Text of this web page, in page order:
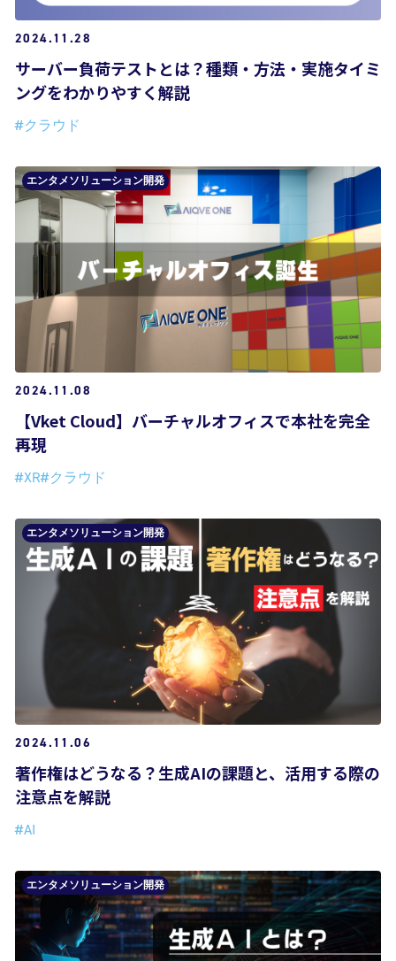
2024.11.28
サーバー負荷テストとは？種類・方法・実施タイミ
ングをわかりやすく解説
#クラウド
エンタメソリューション開発
2024.11.08
【Vket Cloud】バーチャルオフィスで本社を完全
再現
#XR#クラウド
エンタメソリューション開発
2024.11.06
著作権はどうなる？生成AIの課題と、活用する際の
注意点を解説
#AI
エンタメソリューション開発